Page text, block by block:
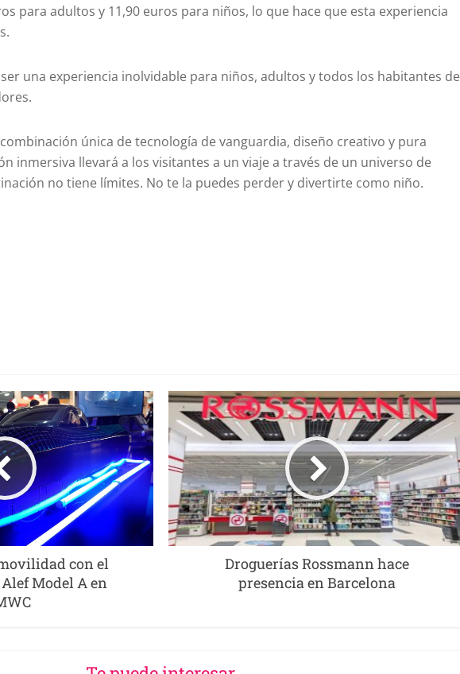
para adultos y 11,90 euros para niños, lo que hace que esta experiencia
una experiencia inolvidable para niños, adultos y todos los habitantes de
única de tecnología de vanguardia, diseño creativo y pura
inmersiva llevará a los visitantes a un viaje a través de un universo de
no tiene límites. No te la puedes perder y divertirte como niño.
con el
Model A en
Droguerías Rossmann hace
presencia en Barcelona